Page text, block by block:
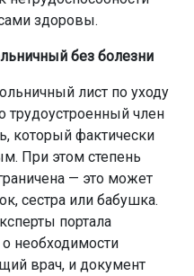
здоровы.
без болезни
лист по уходу
член
который фактически
При этом степень
— это может
сестра или бабушка.
портала
необходимости
врач, и документ